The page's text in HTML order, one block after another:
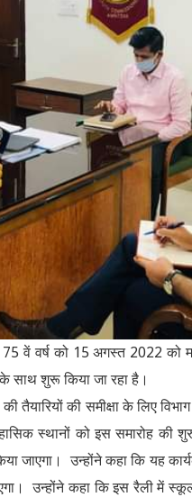
वें वर्ष को 15 अगस्त 2022 को
साथ शुरू किया जा रहा है।
तैयारियों की समीक्षा के लिए
स्थानों को इस समारोह की
जाएगा। उन्होंने कहा कि यह
उन्होंने कहा कि इस रैली में